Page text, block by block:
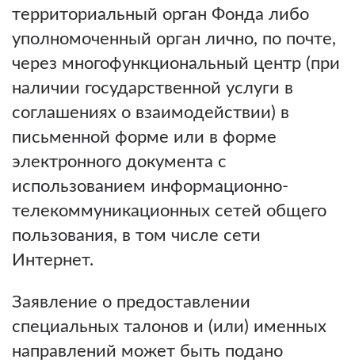
территориальный орган Фонда либо
уполномоченный орган лично, по почте,
через многофункциональный центр (при
наличии государственной услуги в
соглашениях о взаимодействии) в
письменной форме или в форме
электронного документа с
использованием информационно-
телекоммуникационных сетей общего
пользования, в том числе сети
Интернет.
Заявление о предоставлении
специальных талонов и (или) именных
направлений может быть подано